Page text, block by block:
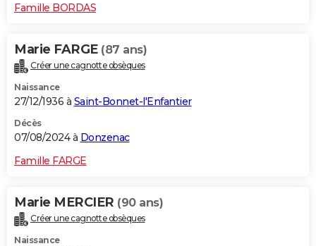
Famille BORDAS
Marie FARGE (87 ans)
Créer une cagnotte obsèques
Naissance
27/12/1936 à Saint-Bonnet-l'Enfantier
Décès
07/08/2024 à Donzenac
Famille FARGE
Marie MERCIER (90 ans)
Créer une cagnotte obsèques
Naissance